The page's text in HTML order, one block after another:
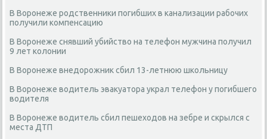
В Воронеже родственники погибших в канализации рабочих
получили компенсацию
В Воронеже снявший убийство на телефон мужчина получил
9 лет колонии
В Воронеже внедорожник сбил 13-летнюю школьницу
В Воронеже водитель эвакуатора украл телефон у погибшего
водителя
В Воронеже водитель сбил пешеходов на зебре и скрылся с
места ДТП